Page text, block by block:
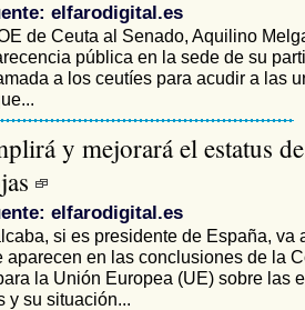
elfarodigital.es
de Ceuta al Senado, Aquilino
pública en la sede de su
a los ceutíes para acudir a las
y mejorará el estatus
elfarodigital.es
si es presidente de España, va
aparecen en las conclusiones de la
la Unión Europea (UE) sobre las
y su situación...